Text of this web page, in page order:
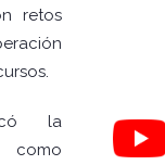
retos
la